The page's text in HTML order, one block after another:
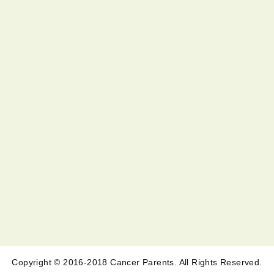
Copyright © 2016-2018 Cancer Parents. All Rights Reserved.